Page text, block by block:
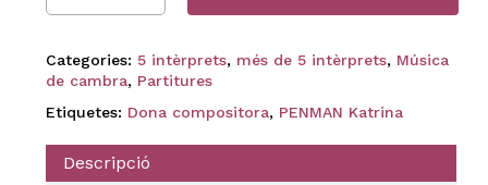
Categories: 5 intèrprets, més de 5 intèrprets, Música
de cambra, Partitures
Etiquetes: Dona compositora, PENMAN Katrina
Descripció